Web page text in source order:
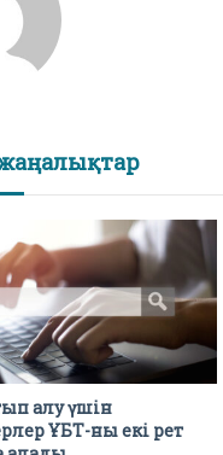
алу үшін
ҰБТ-ны екі рет